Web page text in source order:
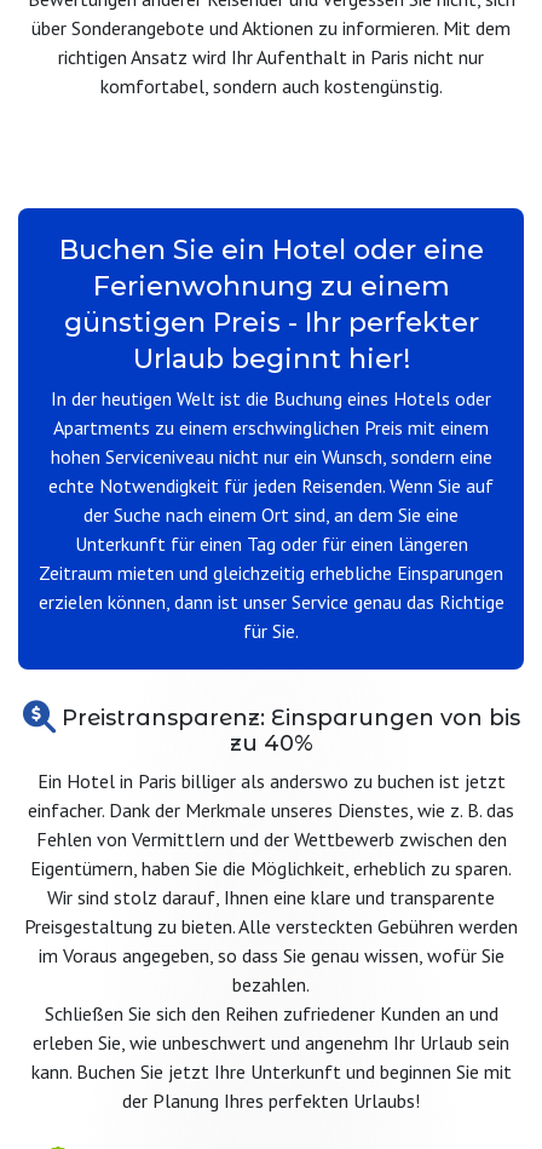
über Sonderangebote und Aktionen zu informieren. Mit dem
richtigen Ansatz wird Ihr Aufenthalt in Paris nicht nur
komfortabel, sondern auch kostengünstig.
Buchen Sie ein Hotel oder eine
Ferienwohnung zu einem
günstigen Preis - Ihr perfekter
Urlaub beginnt hier!
In der heutigen Welt ist die Buchung eines Hotels oder
Apartments zu einem erschwinglichen Preis mit einem
hohen Serviceniveau nicht nur ein Wunsch, sondern eine
echte Notwendigkeit für jeden Reisenden. Wenn Sie auf
der Suche nach einem Ort sind, an dem Sie eine
Unterkunft für einen Tag oder für einen längeren
Zeitraum mieten und gleichzeitig erhebliche Einsparungen
erzielen können, dann ist unser Service genau das Richtige
für Sie.
Preistransparenz: Einsparungen von bis
zu 40%
Ein Hotel in Paris billiger als anderswo zu buchen ist jetzt
einfacher. Dank der Merkmale unseres Dienstes, wie z. B. das
Fehlen von Vermittlern und der Wettbewerb zwischen den
Eigentümern, haben Sie die Möglichkeit, erheblich zu sparen.
Wir sind stolz darauf, Ihnen eine klare und transparente
Preisgestaltung zu bieten. Alle versteckten Gebühren werden
im Voraus angegeben, so dass Sie genau wissen, wofür Sie
bezahlen.
Schließen Sie sich den Reihen zufriedener Kunden an und
erleben Sie, wie unbeschwert und angenehm Ihr Urlaub sein
kann. Buchen Sie jetzt Ihre Unterkunft und beginnen Sie mit
der Planung Ihres perfekten Urlaubs!